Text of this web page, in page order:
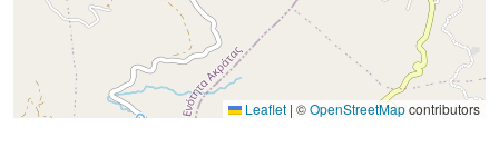
Leaflet | ©OpenStreetMapcontributors